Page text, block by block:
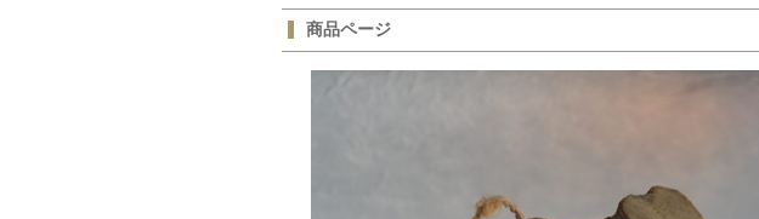
商品ページ